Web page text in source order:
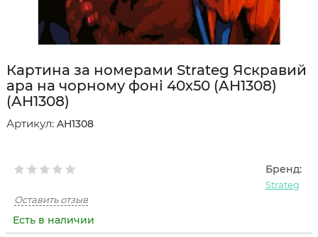
Картина за номерами Strateg Яскравий
ара на чорному фоні 40х50 (AH1308)
(AH1308)
Артикул: AH1308
Бренд:
Strateg
Оставить отзыв
Есть в наличии